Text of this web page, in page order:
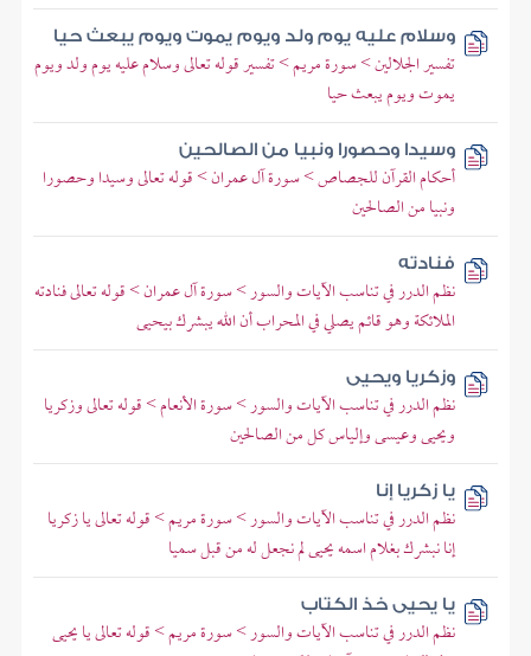
وسلام عليه يوم ولد ويوم يموت ويوم يبعث حيا
تفسير الجلالين > سورة مريم > تفسير قوله تعالى وسلام عليه يوم ولد ويوم
يموت ويوم يبعث حيا
وسيدا وحصورا ونبيا من الصالحين
أحكام القرآن للجصاص > سورة آل عمران > قوله تعالى وسيدا وحصورا
ونبيا من الصالحين
فنادته
نظم الدرر في تناسب الآيات والسور > سورة آل عمران > قوله تعالى فنادته
الملائكة وهو قائم يصلي في المحراب أن الله يبشرك بيحيى
وزكريا ويحيى
نظم الدرر في تناسب الآيات والسور > سورة الأنعام > قوله تعالى وزكريا
ويحيى وعيسى وإلياس كل من الصالحين
يا زكريا إنا
نظم الدرر في تناسب الآيات والسور > سورة مريم > قوله تعالى يا زكريا
إنا نبشرك بغلام اسمه يحيى لم نجعل له من قبل سميا
يا يحيى خذ الكتاب
نظم الدرر في تناسب الآيات والسور > سورة مريم > قوله تعالى يا يحيى